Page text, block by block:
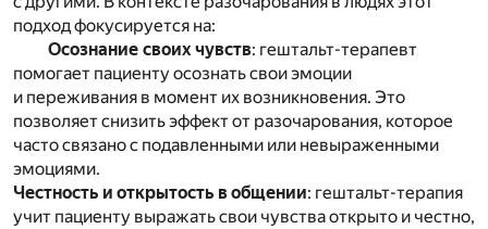
подход фокусируется на:
Осознание своих чувств: гештальт-терапевт
помогает пациенту осознать свои эмоции
и переживания в момент их возникновения. Это
позволяет снизить эффект от разочарования, которое
часто связано с подавленными или невыраженными
эмоциями.
Честность и открытость в общении: гештальт-терапия
учит пациенту выражать свои чувства открыто и честно,